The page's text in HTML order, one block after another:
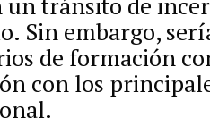
Sin embargo,
de formación
con los